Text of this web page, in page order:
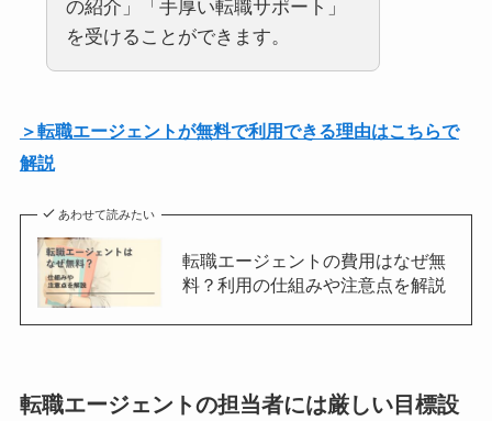
の紹介」「手厚い転職サポート」
を受けることができます。
＞転職エージェントが無料で利用できる理由はこちらで
解説
あわせて読みたい
転職エージェントの費用はなぜ無
料？利用の仕組みや注意点を解説
転職エージェントの担当者には厳しい目標設